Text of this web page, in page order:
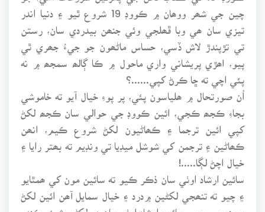
چين جي شھر ووھان ۾ ڪووڊ 19 شروع ٿيو ۽ دنيا اندر
تيزي سان ھي وبا ڦھلجي وئي جنھن بيدردي سان، رستن
تي تڙپندڙ لاش ڏسي، حساس ماڻھون جو جيءُ جھري ٿي
پيو، اھڙي پريشاني واري ماحول ۾ ڪا ڳالھ سمجھ ۾ نه
پئي اچي ته ڇا ڪرڻ کپي......؟
اُن صورتحال ۾ ھلياسون پئي، پر پوءِ خيال آيو ته خاموشي
بجاءِ ڪجھ ڪجي، ائين ڪووڊ جي حوالي سان ڪجھ لکڻ
کپي ائين ترجما ۽ ڪھاڻيون لکڻ شروع ڪيم، انھن
ڪھاڻين ۽ ترجمن کي شوشل ميڊيا تي ونڊيم ته بھتر رايا ۽
خيال اچڻ لڳا.....!
سائين ارشاد اوٺي سان ذڪر ڪيو ته سائين مون کي ھمٿايو
۽ چيو ته تنھجي لکڻين ۾درد ۽ خيال سمايل آھن ائين لکڻ
۾جنبجي ويس. سائين ارشاد اوٺو سان ھر لکڻي شيئر ڪندو